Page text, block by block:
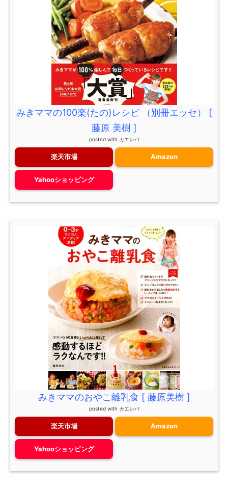
みきママの100楽(たの)レシピ （別冊エッセ） [
藤原 美樹 ]
posted with カエレバ
楽天市場 Amazon
Yahooショッピング
みきママのおやこ離乳食 [ 藤原美樹 ]
posted with カエレバ
楽天市場 Amazon
Yahooショッピング